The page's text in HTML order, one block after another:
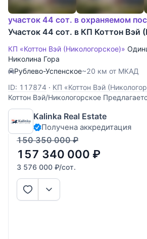
участок 44 сот. в охраняемом
Участок 44 сот. в КП Коттон Вэй
КП «Коттон Вэй (Никологорское)»
Николина Гора
Рублево-Успенское~20 км от МКАД
ID: 117874 · КП «Коттон Вэй
Коттон Вэй/Никологорское
участок 44 соток с вековыми соснами в
охраняемом поселке Никологорское
развитой инфраструктурой Николиной
ИЖС. Коммуникации подведены.
Kalinka Real Estate
Получена аккредитация
150 350 000 ₽
157 340 000 ₽
3 576 000 ₽/сот.